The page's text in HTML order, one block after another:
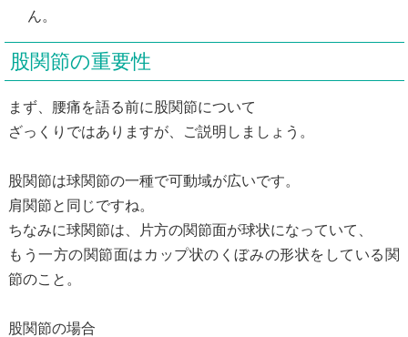
ん。
股関節の重要性
まず、腰痛を語る前に股関節について
ざっくりではありますが、ご説明しましょう。
股関節は球関節の一種で可動域が広いです。
肩関節と同じですね。
ちなみに球関節は、片方の関節面が球状になっていて、
もう一方の関節面はカップ状のくぼみの形状をしている関
節のこと。
股関節の場合